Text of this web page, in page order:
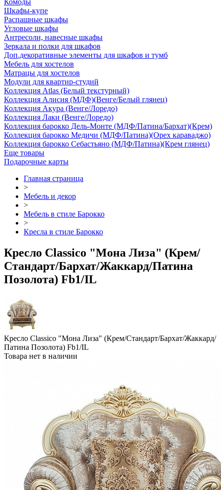
Комоды
Шкафы-купе
Распашные шкафы
Угловые шкафы
Антресоли, навесные шкафы
Зеркала и полки для шкафов
Доп.декоративные элементы для шкафов и тумб
Мебель для хостелов
Матрацы для хостелов
Модули для квартир-студий
Коллекция Atlas (Белый текстурный)
Коллекция Алисия (МДФ)(Венге/Белый глянец)
Коллекция Акура (Венге/Лоредо)
Коллекция Лаки (Венге/Лоредо)
Коллекция барокко Дель-Монте (МДФ/Патина/Бархат)(Крем)
Коллекция барокко Медичи (МДФ/Патина)(Орех караваджо)
Коллекция барокко Себастьяно (МДФ/Патина)(Крем глянец)
Еще товары
Подарочные карты
Главная страница
>
Мебель и декор
>
Мебель в стиле Барокко
>
Кресла в стиле Барокко
Кресло Classico "Мона Лиза" (Крем/
Стандарт/Бархат/Жаккард/Патина
Позолота) Fb1/IL
Кресло Classico "Мона Лиза" (Крем/Стандарт/Бархат/Жаккард/
Патина Позолота) Fb1/IL
Товара нет в наличии